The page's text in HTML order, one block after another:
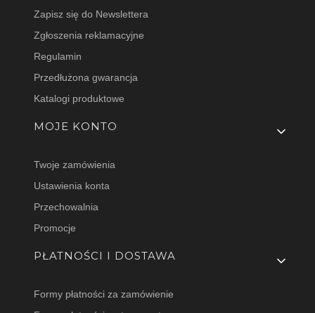
Zapisz się do Newslettera
Zgłoszenia reklamacyjne
Regulamin
Przedłużona gwarancja
Katalogi produktowe
MOJE KONTO
Twoje zamówienia
Ustawienia konta
Przechowalnia
Promocje
PŁATNOŚCI I DOSTAWA
Formy płatności za zamówienie